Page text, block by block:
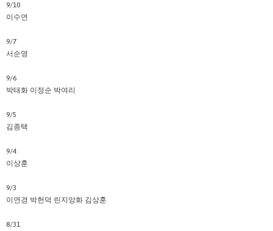
9/10
이수연
9/7
서순영
9/6
박태화 이정순 박여리
9/5
김종택
9/4
이상훈
9/3
이연경 박헌덕 린지앙화 김상훈
8/31